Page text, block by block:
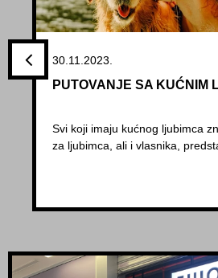
30.11.2023.
PUTOVANJE SA KUĆNIM
Svi koji imaju kućnog ljubimca
za ljubimca, ali i vlasnika,